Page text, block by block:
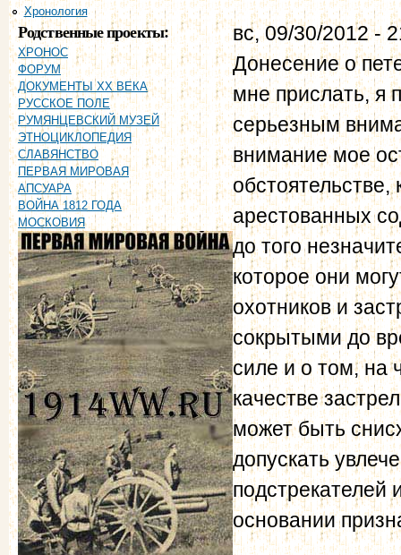
Хронология
Родственные проекты:
ХРОНОС
ФОРУМ
ДОКУМЕНТЫ XX ВЕКА
РУССКОЕ ПОЛЕ
РУМЯНЦЕВСКИЙ МУЗЕЙ
ЭТНОЦИКЛОПЕДИЯ
СЛАВЯНСТВО
ПЕРВАЯ МИРОВАЯ
АПСУАРА
ВОЙНА 1812 ГОДА
МОСКОВИЯ
вс, 09/30/2012 -
Донесение о
мне прислать, я
серьезным
внимание мое
арестованных
до того
которое они
охотников и
сокрытыми до
силе и о том, на
качестве
может быть
допускать
подстрекателей
основании